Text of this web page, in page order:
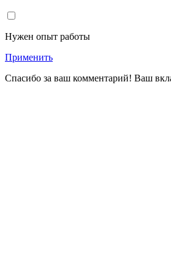
Нужен опыт работы
Применить
Спасибо за ваш комментарий! Ваш